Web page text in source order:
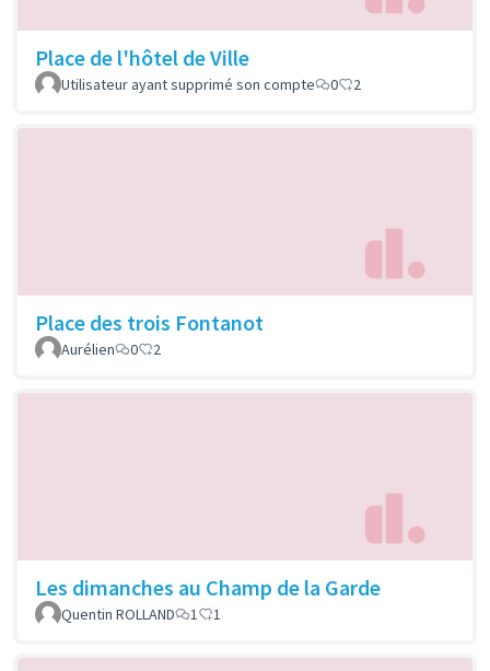
Place de l'hôtel de Ville
Utilisateur ayant supprimé son compte 0 2
Place des trois Fontanot
Aurélien 0 2
Les dimanches au Champ de la Garde
Quentin ROLLAND 1 1